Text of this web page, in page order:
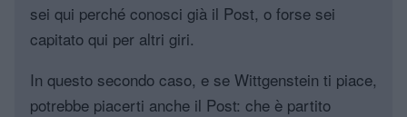
sei qui perché conosci già il Post, o forse sei
capitato qui per altri giri.
In questo secondo caso, e se Wittgenstein ti piace,
potrebbe piacerti anche il Post: che è partito